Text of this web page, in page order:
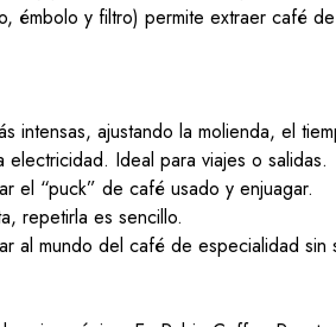
émbolo y filtro) permite extraer café
intensas, ajustando la molienda, el
Ideal para viajes o salidas.
el “puck” de café usado y enjuagar.
repetirla es sencillo.
al mundo del café de especialidad sin